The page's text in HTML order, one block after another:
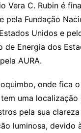
Vera C. Rubin é
pela Fundação
Unidos e
de Energia dos
AURA.
onde fica o
uma localização
pela sua
luminosa, devido